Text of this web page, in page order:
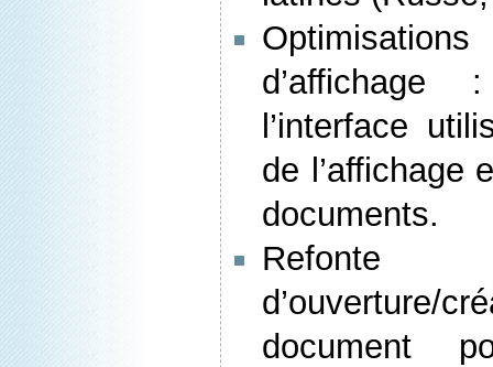
l’interface
de l’affichage
documents.
Refonte
d’ouverture/
document